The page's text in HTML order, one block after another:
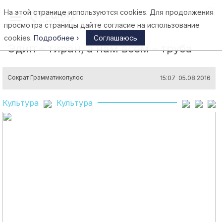
Афины
Эдип – тиран, а нам всем – труба
Сократ Грамматикопулос 15:07 05.08.2016
Культура Культура
На этой странице используются cookies. Для продолжения
просмотра страницы дайте согласие на использование
cookies. Подробнее › Соглашаюсь